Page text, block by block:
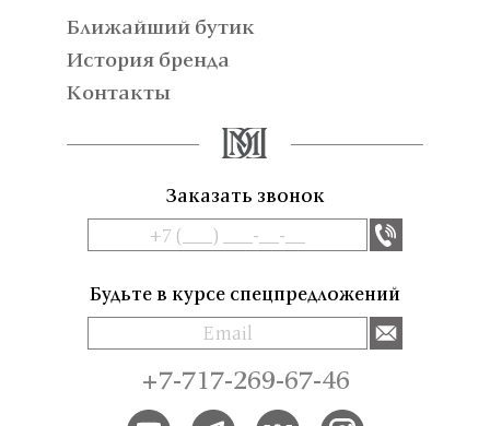
Ближайший бутик
История бренда
Контакты
Заказать звонок
Будьте в курсе спецпредложений
+7-717-269-67-46